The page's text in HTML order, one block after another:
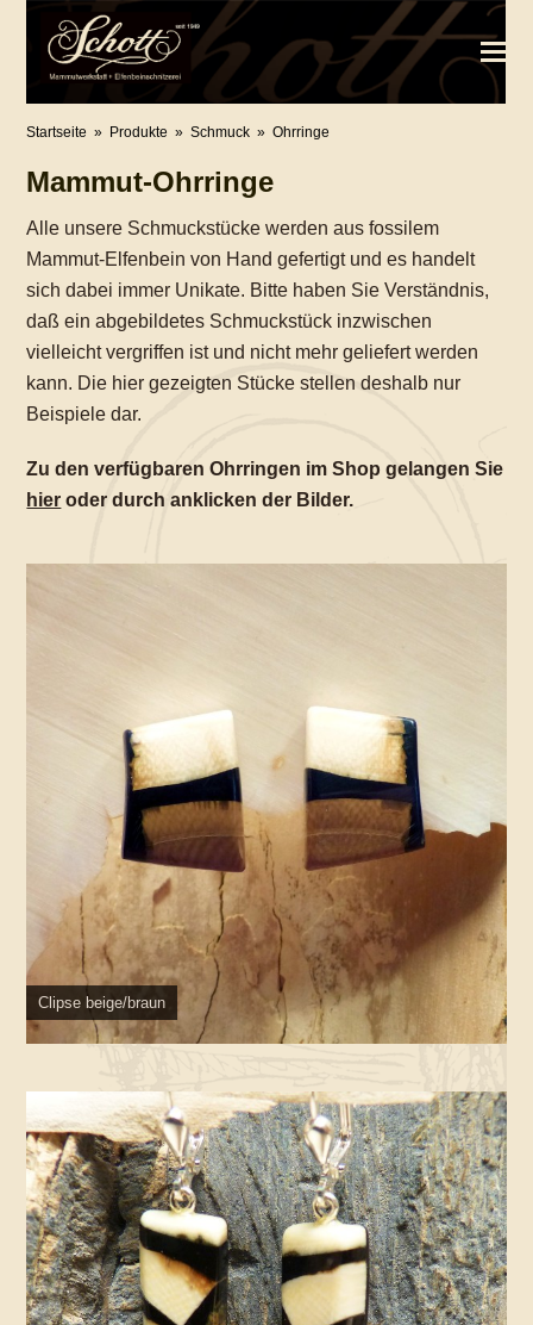
Startseite » Produkte » Schmuck » Ohrringe
Mammut-Ohrringe
Alle unsere Schmuckstücke werden aus fossilem
Mammut-Elfenbein von Hand gefertigt und es handelt
sich dabei immer Unikate. Bitte haben Sie Verständnis,
daß ein abgebildetes Schmuckstück inzwischen
vielleicht vergriffen ist und nicht mehr geliefert werden
kann. Die hier gezeigten Stücke stellen deshalb nur
Beispiele dar.
Zu den verfügbaren Ohrringen im Shop gelangen Sie
hier oder durch anklicken der Bilder.
Clipse beige/braun